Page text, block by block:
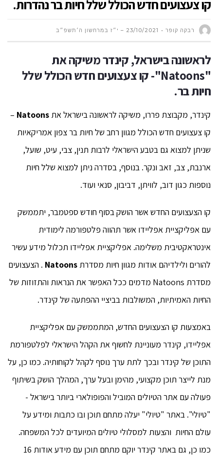
קו צעצועים חדש הכולל שלל חיות בר נהדרות.
רבקה קופר 23/10/2021 – י״ז במרחשון ה׳תשפ״ב
לראשונה בישראל,קינדר משיקה את
"
Natoons
"-קו צעצועים חדשהכולל שלל
חיות בר.
קינדר, מקבוצת פררו, משיקה לראשונה בישראל את Natoons
–
קו צעצועים חדש הכולל מגוון רחב של חיות בר צפון אמריקאיות
שניתן למצוא גם בטבע הישראלי לרבות תנין, צבי, עיט, שועל,
ארנבת, צב, זאב ונקר. בנוסף, בסדרה ניתן למצוא שלל חיות
נוספות כגון דוב, לוויתן, דביבון, סנאי ועוד.
קו הצעצועים החדש אשר הושק בסוף חודש ספטמבר, יתממשק
עם אפליקציית אפליידו אשר תהווה פלטפורמה לימודית
אינטראקטיבית משלימה. אפליקציית אפליידו תכלול מידע עשיר
להורים ולילדיהם אודות מגוון חיות מסדרת Natoons . הצעצועים
מסדרת Natoons מדמים ככל האפשר את הנראות והתזוזות של
החיות האמיתיות, המשולבות בביציי ההפתעה של קינדר.
באמצעות קו הצעצועים החדש, המתממשק עם אפליקציית
אפליידו, קינדר מעוניינת לחשוף את הקהל הישראלי לפלטפורמת
התוכן של קינדר ובכך לתת ערך נוסף לקהל לקוחותיה. כמו כן, על
מנת לייצר תוכן מקצועי, מהימן ובעל ערך, המהלך הושק בשיתוף
פעולה עם אתר הטיולים המוביל והפופולארי ביותר בישראל -
"טיולי". באתר "טיולי" יעלה מתחם תוכן ובו כתבות ומידע על
עולם החיות והצעות למסלולי טיולים המיועדים לכל המשפחה.
כמו כן, גם באתר קינדר יוקם מתחם תוכן עם מידע אודות 16